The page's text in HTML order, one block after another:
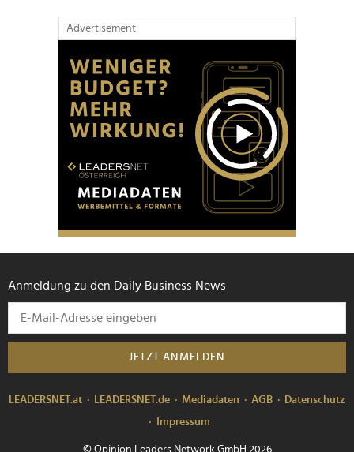
Advertisement
Anmeldung zu den Daily Business News
JETZT ANMELDEN
LEADERSNET.at LEADERSNET.de Mediadaten AGB
Datenschutz
Impressum